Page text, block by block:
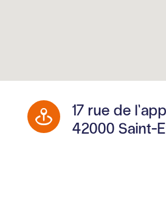
17 rue de
42000 Saint-